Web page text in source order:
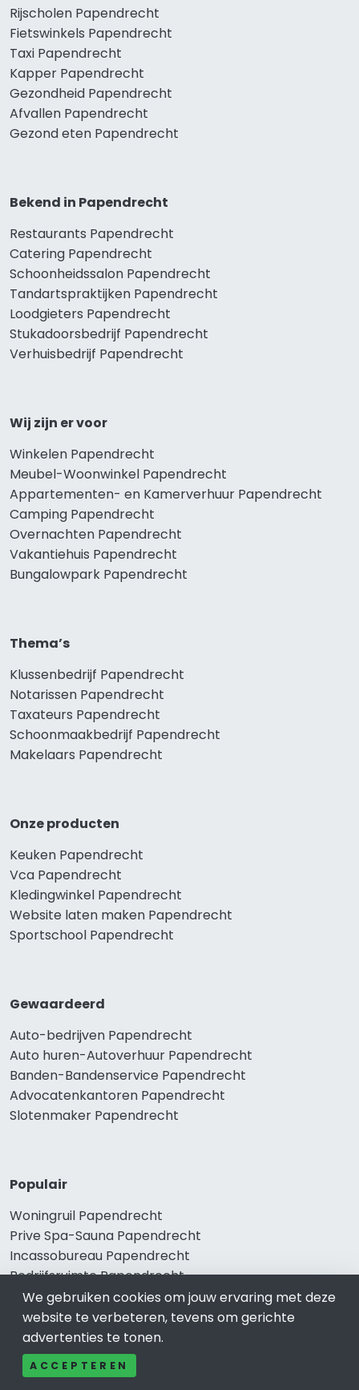
Rijscholen Papendrecht
Fietswinkels Papendrecht
Taxi Papendrecht
Kapper Papendrecht
Gezondheid Papendrecht
Afvallen Papendrecht
Gezond eten Papendrecht
Bekend in Papendrecht
Restaurants Papendrecht
Catering Papendrecht
Schoonheidssalon Papendrecht
Tandartspraktijken Papendrecht
Loodgieters Papendrecht
Stukadoorsbedrijf Papendrecht
Verhuisbedrijf Papendrecht
Wij zijn er voor
Winkelen Papendrecht
Meubel-Woonwinkel Papendrecht
Appartementen- en Kamerverhuur Papendrecht
Camping Papendrecht
Overnachten Papendrecht
Vakantiehuis Papendrecht
Bungalowpark Papendrecht
Thema’s
Klussenbedrijf Papendrecht
Notarissen Papendrecht
Taxateurs Papendrecht
Schoonmaakbedrijf Papendrecht
Makelaars Papendrecht
Onze producten
Keuken Papendrecht
Vca Papendrecht
Kledingwinkel Papendrecht
Website laten maken Papendrecht
Sportschool Papendrecht
Gewaardeerd
Auto-bedrijven Papendrecht
Auto huren-Autoverhuur Papendrecht
Banden-Bandenservice Papendrecht
Advocatenkantoren Papendrecht
Slotenmaker Papendrecht
Populair
Woningruil Papendrecht
Prive Spa-Sauna Papendrecht
Incassobureau Papendrecht
Bedrijfsruimte Papendrecht
Ongediertebestrijding Papendrecht
We gebruiken cookies om jouw ervaring met deze
website te verbeteren, tevens om gerichte
advertenties te tonen.
ACCEPTEREN